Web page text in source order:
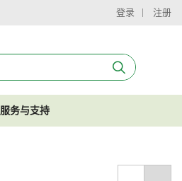
登录 注册
服务与支持